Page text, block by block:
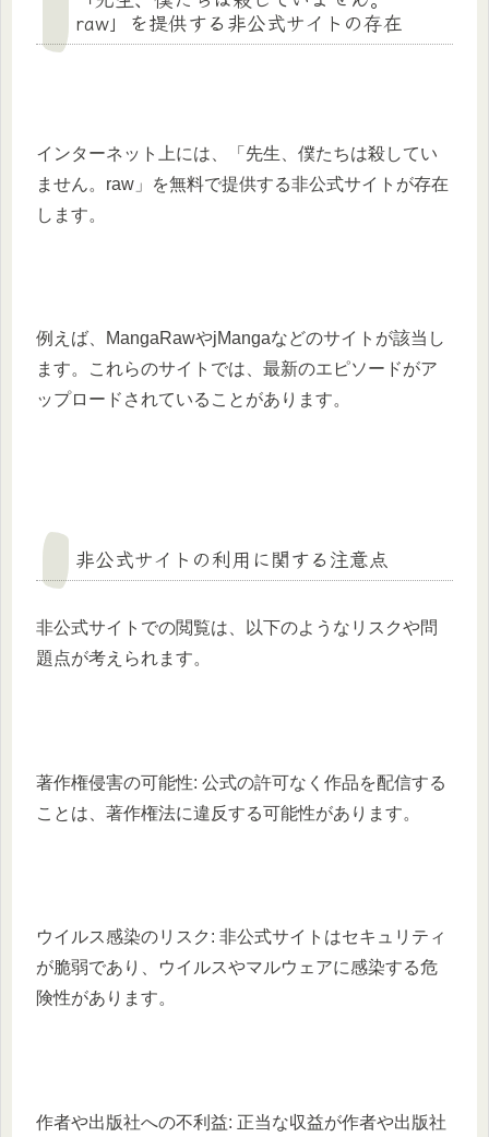
raw」を提供する非公式サイトの存在
インターネット上には、「先生、僕たちは殺してい
ません。raw」を無料で提供する非公式サイトが存在
します。
例えば、MangaRawやjMangaなどのサイトが該当し
ます。これらのサイトでは、最新のエピソードがア
ップロードされていることがあります。
非公式サイトの利用に関する注意点
非公式サイトでの閲覧は、以下のようなリスクや問
題点が考えられます。
著作権侵害の可能性: 公式の許可なく作品を配信する
ことは、著作権法に違反する可能性があります。
ウイルス感染のリスク: 非公式サイトはセキュリティ
が脆弱であり、ウイルスやマルウェアに感染する危
険性があります。
作者や出版社への不利益: 正当な収益が作者や出版社